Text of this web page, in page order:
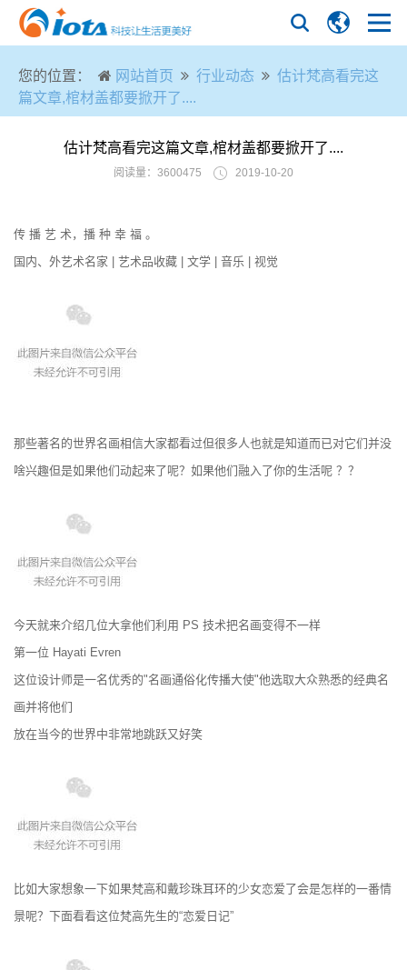
您的位置： 网站首页 行业动态
估计梵高看完这
篇文章,棺材盖都要掀开了....
估计梵高看完这篇文章,棺材盖都要掀开了....
阅读量：3600475 2019-10-20
传 播 艺 术，播 种 幸 福 。
国内、外艺术名家 | 艺术品收藏 | 文学 | 音乐 | 视觉
那些著名的世界名画相信大家都看过但很多人也就是知道而已对它们并没
啥兴趣但是如果他们动起来了呢？如果他们融入了你的生活呢 ？？
今天就来介绍几位大拿他们利用 PS 技术把名画变得不一样
第一位 Hayati Evren
这位设计师是一名优秀的"名画通俗化传播大使"他选取大众熟悉的经典名
画并将他们
放在当今的世界中非常地跳跃又好笑
比如大家想象一下如果梵高和戴珍珠耳环的少女恋爱了会是怎样的一番情
景呢？下面看看这位梵高先生的“恋爱日记”